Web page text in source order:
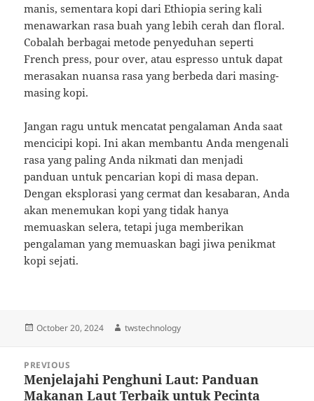
manis, sementara kopi dari Ethiopia sering kali
menawarkan rasa buah yang lebih cerah dan floral.
Cobalah berbagai metode penyeduhan seperti
French press, pour over, atau espresso untuk dapat
merasakan nuansa rasa yang berbeda dari masing-
masing kopi.
Jangan ragu untuk mencatat pengalaman Anda saat
mencicipi kopi. Ini akan membantu Anda mengenali
rasa yang paling Anda nikmati dan menjadi
panduan untuk pencarian kopi di masa depan.
Dengan eksplorasi yang cermat dan kesabaran, Anda
akan menemukan kopi yang tidak hanya
memuaskan selera, tetapi juga memberikan
pengalaman yang memuaskan bagi jiwa penikmat
kopi sejati.
Posted
October 20, 2024 Author
twstechnology
navigation
PREVIOUS
Previous
post:
Menjelajahi Penghuni Laut: Panduan
Makanan Laut Terbaik untuk Pecinta